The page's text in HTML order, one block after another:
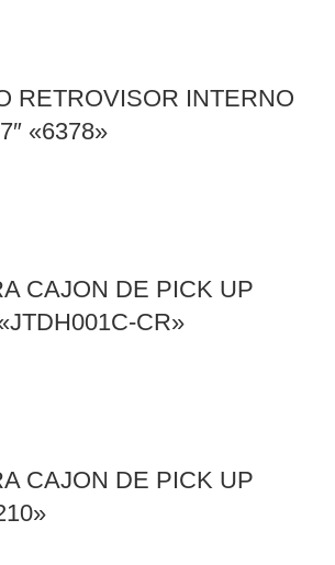
RETROVISOR INTERNO
«6378»
CAJON DE PICK UP
CR»
CAJON DE PICK UP